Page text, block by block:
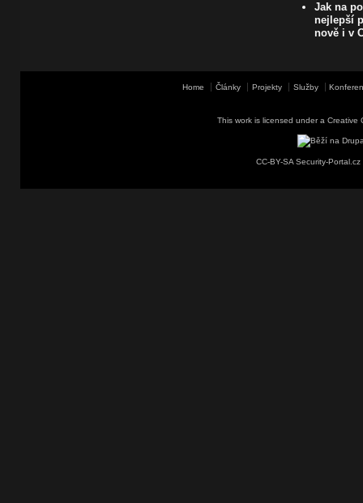
Jak na
nejlepší
nově i v
Home Články Projekty Služby
This work is licensed under a Creative
CC-BY-SA Security-